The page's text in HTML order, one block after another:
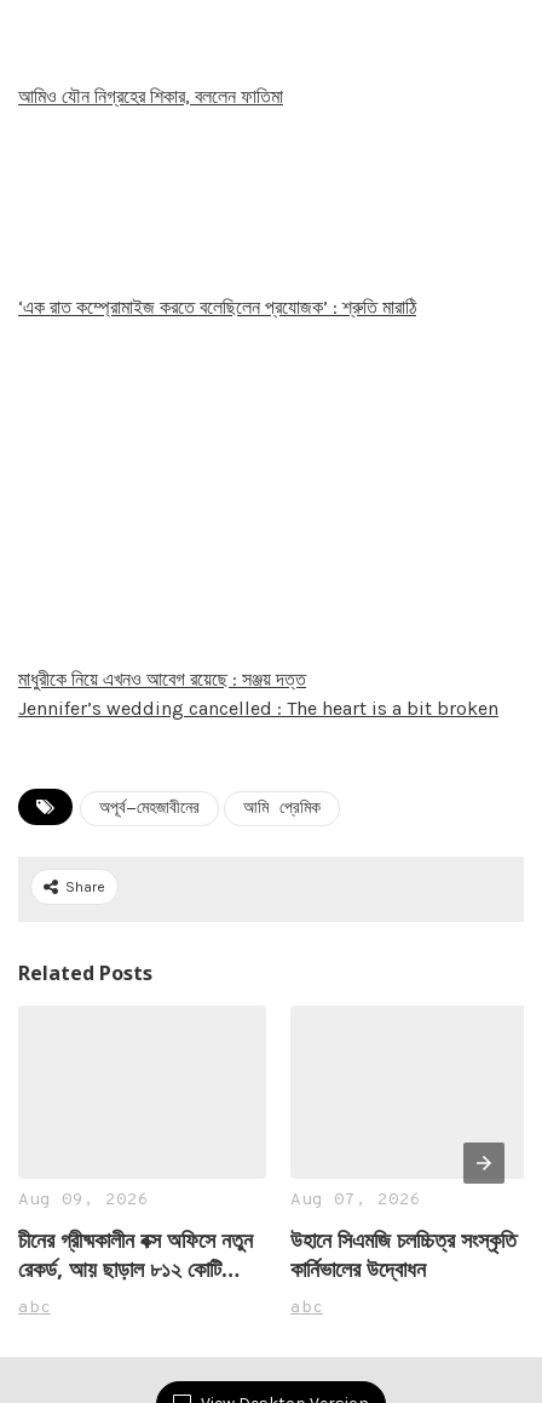
আমিও যৌন নিগ্রহের শিকার, বললেন ফাতিমা
‘এক রাত কম্প্রোমাইজ করতে বলেছিলেন প্রযোজক’ : শ্রুতি মারাঠি
মাধুরীকে নিয়ে এখনও আবেগ রয়েছে : সঞ্জয় দত্ত
Jennifer’s wedding cancelled : The heart is a bit broken
অপূর্ব-মেহজাবীনের আমি প্রেমিক
Share
Related Posts
Aug 09, 2026
চীনের গ্রীষ্মকালীন বক্স অফিসে নতুন
রেকর্ড, আয় ছাড়াল ৮১২ কোটি
ইউয়ান
abc
Aug 07, 2026
উহানে সিএমজি চলচ্চিত্র সংস্কৃতি
কার্নিভালের উদ্বোধন
abc